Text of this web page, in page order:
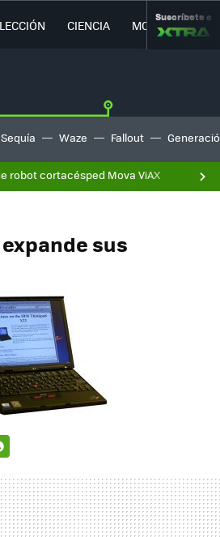
CIENCIA MOVILIDAD
Suscríbete a
Sequía Waze Fallout
robot cortacésped Mova ViAX
sus